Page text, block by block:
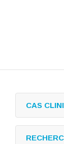
CAS